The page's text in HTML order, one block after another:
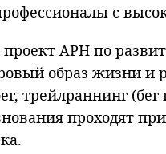
с
АРН по
образ жизни
трейлраннинг
проходят